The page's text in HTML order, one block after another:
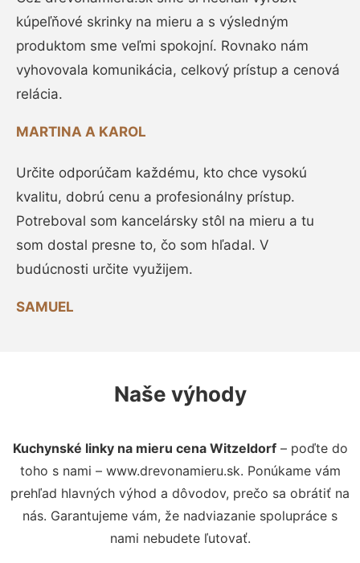
kúpeľňové skrinky na mieru a s výsledným
produktom sme veľmi spokojní. Rovnako nám
vyhovovala komunikácia, celkový prístup a cenová
relácia.
MARTINA A KAROL
Určite odporúčam každému, kto chce vysokú
kvalitu, dobrú cenu a profesionálny prístup.
Potreboval som kancelársky stôl na mieru a tu
som dostal presne to, čo som hľadal. V
budúcnosti určite využijem.
SAMUEL
Naše výhody
Kuchynské linky na mieru cena Witzeldorf– poďte do
toho s nami – www.drevonamieru.sk. Ponúkame vám
prehľad hlavných výhod a dôvodov, prečo sa obrátiť na
nás. Garantujeme vám, že nadviazanie spolupráce s
nami nebudete ľutovať.